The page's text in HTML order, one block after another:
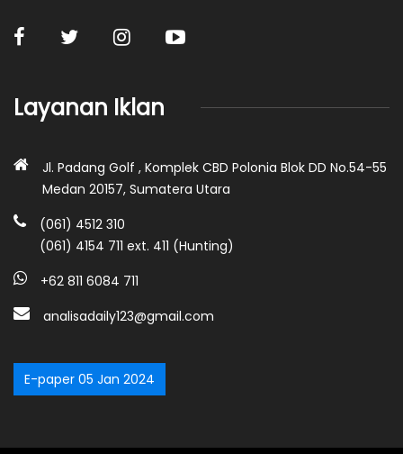
Layanan Iklan
Jl. Padang Golf , Komplek CBD Polonia Blok DD No.54-55
Medan 20157, Sumatera Utara
(061) 4512 310
(061) 4154 711 ext. 411 (Hunting)
+62 811 6084 711
analisadaily123@gmail.com
E-paper 05 Jan 2024